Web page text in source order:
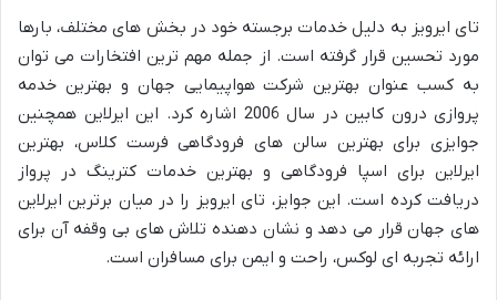
تای ایرویز به دلیل خدمات برجسته خود در بخش های مختلف، بارها
مورد تحسین قرار گرفته است. از جمله مهم ترین افتخارات می توان
به کسب عنوان بهترین شرکت هواپیمایی جهان و بهترین خدمه
پروازی درون کابین در سال 2006 اشاره کرد. این ایرلاین همچنین
جوایزی برای بهترین سالن های فرودگاهی فرست کلاس، بهترین
ایرلاین برای اسپا فرودگاهی و بهترین خدمات کترینگ در پرواز
دریافت کرده است. این جوایز، تای ایرویز را در میان برترین ایرلاین
های جهان قرار می دهد و نشان دهنده تلاش های بی وقفه آن برای
ارائه تجربه ای لوکس، راحت و ایمن برای مسافران است.